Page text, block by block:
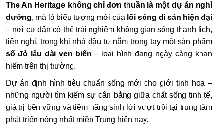
The An Heritage không chỉ đơn thuần là một dự án nghỉ
dưỡng, mà là biểu tượng mới của lối sống di sản hiện đại
– nơi cư dân có thể trải nghiệm không gian sống thanh lịch,
tiện nghi, trong khi nhà đầu tư nắm trong tay một sản phẩm
sổ đỏ lâu dài ven biển – loại hình đang ngày càng khan
hiếm trên thị trường.
Dự án định hình tiêu chuẩn sống mới cho giới tinh hoa –
những người tìm kiếm sự cân bằng giữa chất sống tinh tế,
giá trị bền vững và tiềm năng sinh lời vượt trội tại trung tâm
phát triển nóng nhất miền Trung hiện nay.